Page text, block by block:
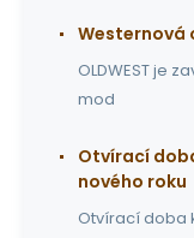
Westernová
OLDWEST je
mod
Otvírací
nového roku
Otvírací doba